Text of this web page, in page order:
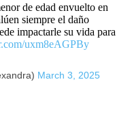
de edad envuelto en
siempre el daño
impactarle su vida para
uxm8eAGPBy
March 3, 2025